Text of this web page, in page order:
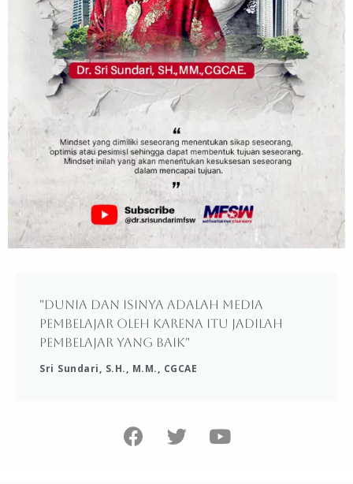
"Dunia dan isinya adalah media
pembelajar oleh karena itu jadilah
pembelajar yang baik"
Sri Sundari, S.H., M.M., CGCAE